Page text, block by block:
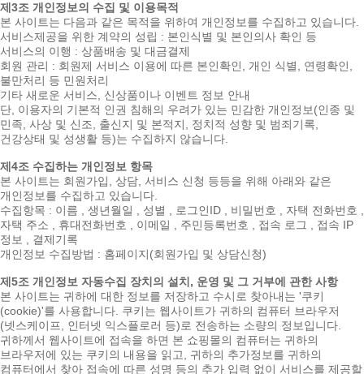
제3조 개인정보의 수집 및 이용목적
본 사이트는 다음과 같은 목적을 위하여 개인정보를 수집하고 있습니다.
서비스제공을 위한 계약의 성립 : 본인식별 및 본인의사 확인 등
서비스의 이행 : 상품배송 및 대금결제
회원 관리 : 회원제 서비스 이용에 따른 본인확인, 개인 식별, 연령확인,
불만처리 등 민원처리
기타 새로운 서비스, 신상품이나 이벤트 정보 안내
단, 이용자의 기본적 인권 침해의 우려가 있는 민감한 개인정보(인종 및
민족, 사상 및 신조, 출신지 및 본적지, 정치적 성향 및 범죄기록,
건강상태 및 성생활 등)는 수집하지 않습니다.
제4조 수집하는 개인정보 항목
본 사이트는 회원가입, 상담, 서비스 신청 등등을 위해 아래와 같은
개인정보를 수집하고 있습니다.
수집항목 : 이름 , 생년월일 , 성별 , 로그인ID , 비밀번호 , 자택 전화번호 ,
자택 주소 , 휴대전화번호 , 이메일 , 주민등록번호 , 접속 로그 , 접속 IP
정보 , 결제기록
개인정보 수집방법 : 홈페이지(회원가입 및 상담신청)
제5조 개인정보 자동수집 장치의 설치, 운영 및 그 거부에 관한 사항
본 사이트는 귀하에 대한 정보를 저장하고 수시로 찾아내는 '쿠키
(cookie)'를 사용합니다. 쿠키는 웹사이트가 귀하의 컴퓨터 브라우저
(넷스케이프, 인터넷 익스플로러 등)로 전송하는 소량의 정보입니다.
귀하께서 웹사이트에 접속을 하면 본 쇼핑몰의 컴퓨터는 귀하의
브라우저에 있는 쿠키의 내용을 읽고, 귀하의 추가정보를 귀하의
컴퓨터에서 찾아 접속에 따른 성명 등의 추가 입력 없이 서비스를 제공할